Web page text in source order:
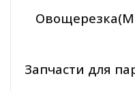
Запчасти для